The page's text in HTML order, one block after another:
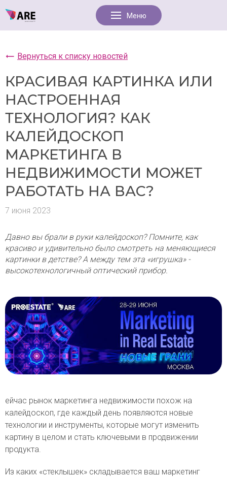
Вернуться к списку новостей
КРАСИВАЯ КАРТИНКА ИЛИ
НАСТРОЕННАЯ
ТЕХНОЛОГИЯ? КАК
КАЛЕЙДОСКОП
МАРКЕТИНГА В
НЕДВИЖИМОСТИ МОЖЕТ
РАБОТАТЬ НА ВАС?
7 июня 2023
Давно вы брали в руки калейдоскоп? Помните, как
красиво и удивительно было смотреть на меняющиеся
картинки в детстве? А между тем эта «игрушка» -
высокотехнологичный оптический прибор.
ейчас рынок маркетинга недвижимости похож на
калейдоскоп, где каждый день появляются новые
технологии и инструменты, которые могут изменить
картину в целом и стать ключевыми в продвижении
продукта.
Из каких «стеклышек» складывается ваш маркетинг